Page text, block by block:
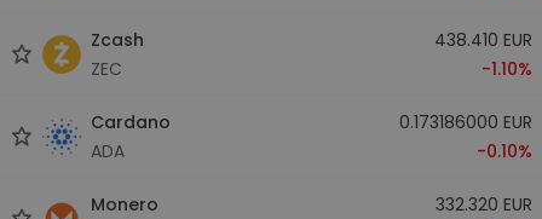
Zcash
ZEC
438.410 EUR
-1.10%
Cardano
ADA
0.173186000 EUR
-0.10%
Monero
332.320 EUR